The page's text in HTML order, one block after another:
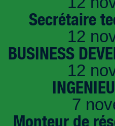
Secrétaire
12
BUSINESS
12
7
Monteur de